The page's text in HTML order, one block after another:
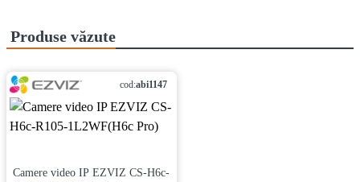
Produse văzute
cod:abi1147
Camere video IP EZVIZ CS-H6c-